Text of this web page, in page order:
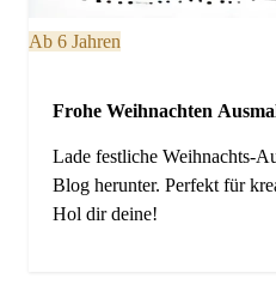
Ab 6 Jahren
Frohe Weihnachten
Lade festliche Weihnachts-
Blog herunter. Perfekt für
Hol dir deine!